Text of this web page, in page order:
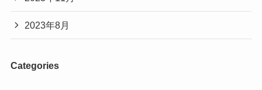
2023年8月
Categories